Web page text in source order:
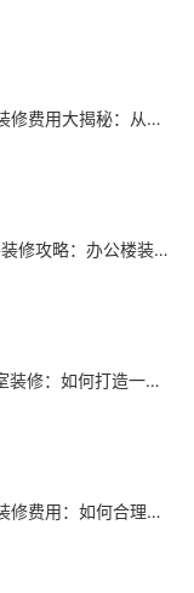
办公室一平米装修费用大揭秘：从设计到材料，了解每一项费用的合理估算
1000平办公楼装修攻略：办公楼装修设计、材料选择与施工流程全指南
600平方办公室装修：如何打造一个高效、舒适、创意的办公环境？
办公室一平米装修费用：如何合理控制装修成本，实现精致办公空间的经济建设